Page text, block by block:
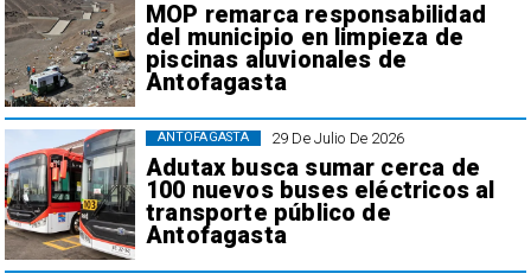
MOP remarca responsabilidad
del municipio en limpieza de
piscinas aluvionales de
Antofagasta
29 De Julio De 2026
Adutax busca sumar cerca de
100 nuevos buses eléctricos al
transporte público de
Antofagasta
ANTOFAGASTA